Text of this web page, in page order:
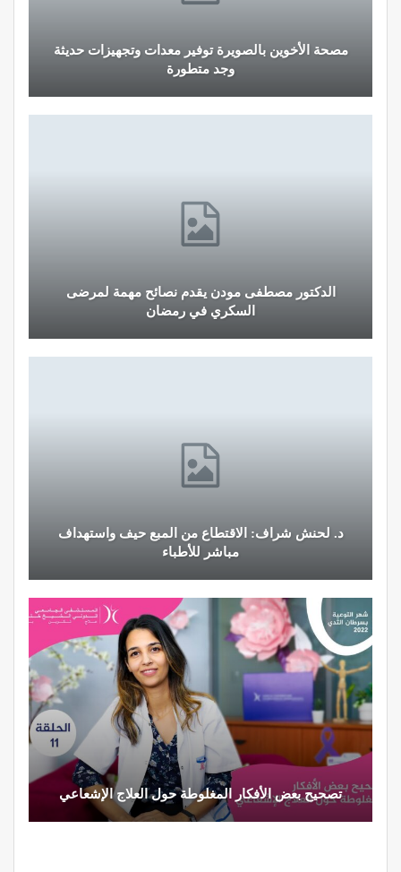
مصحة الأخوين بالصويرة توفير معدات وتجهيزات حديثة
وجد متطورة
الدكتور مصطفى مودن يقدم نصائح مهمة لمرضى
السكري في رمضان
د. لحنش شراف: الاقتطاع من المبع حيف واستهداف
مباشر للأطباء
تصحيح بعض الأفكار المغلوطة حول العلاج الإشعاعي